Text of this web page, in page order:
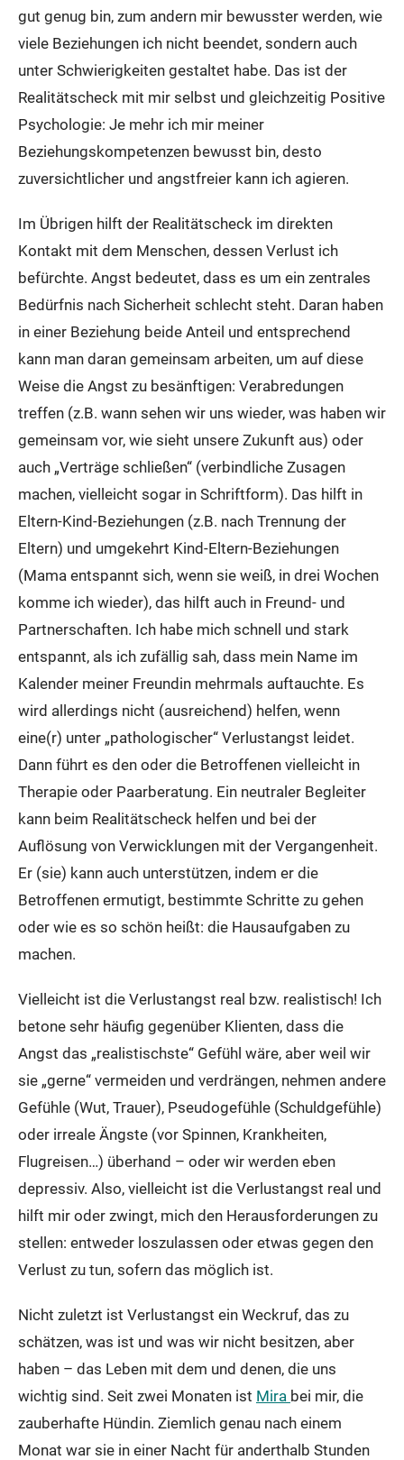
gut genug bin, zum andern mir bewusster werden, wie
viele Beziehungen ich nicht beendet, sondern auch
unter Schwierigkeiten gestaltet habe. Das ist der
Realitätscheck mit mir selbst und gleichzeitig Positive
Psychologie: Je mehr ich mir meiner
Beziehungskompetenzen bewusst bin, desto
zuversichtlicher und angstfreier kann ich agieren.
Im Übrigen hilft der Realitätscheck im direkten
Kontakt mit dem Menschen, dessen Verlust ich
befürchte. Angst bedeutet, dass es um ein zentrales
Bedürfnis nach Sicherheit schlecht steht. Daran haben
in einer Beziehung beide Anteil und entsprechend
kann man daran gemeinsam arbeiten, um auf diese
Weise die Angst zu besänftigen: Verabredungen
treffen (z.B. wann sehen wir uns wieder, was haben wir
gemeinsam vor, wie sieht unsere Zukunft aus) oder
auch „Verträge schließen“ (verbindliche Zusagen
machen, vielleicht sogar in Schriftform). Das hilft in
Eltern-Kind-Beziehungen (z.B. nach Trennung der
Eltern) und umgekehrt Kind-Eltern-Beziehungen
(Mama entspannt sich, wenn sie weiß, in drei Wochen
komme ich wieder), das hilft auch in Freund- und
Partnerschaften. Ich habe mich schnell und stark
entspannt, als ich zufällig sah, dass mein Name im
Kalender meiner Freundin mehrmals auftauchte. Es
wird allerdings nicht (ausreichend) helfen, wenn
eine(r) unter „pathologischer“ Verlustangst leidet.
Dann führt es den oder die Betroffenen vielleicht in
Therapie oder Paarberatung. Ein neutraler Begleiter
kann beim Realitätscheck helfen und bei der
Auflösung von Verwicklungen mit der Vergangenheit.
Er (sie) kann auch unterstützen, indem er die
Betroffenen ermutigt, bestimmte Schritte zu gehen
oder wie es so schön heißt: die Hausaufgaben zu
machen.
Vielleicht ist die Verlustangst real bzw. realistisch! Ich
betone sehr häufig gegenüber Klienten, dass die
Angst das „realistischste“ Gefühl wäre, aber weil wir
sie „gerne“ vermeiden und verdrängen, nehmen andere
Gefühle (Wut, Trauer), Pseudogefühle (Schuldgefühle)
oder irreale Ängste (vor Spinnen, Krankheiten,
Flugreisen…) überhand – oder wir werden eben
depressiv. Also, vielleicht ist die Verlustangst real und
hilft mir oder zwingt, mich den Herausforderungen zu
stellen: entweder loszulassen oder etwas gegen den
Verlust zu tun, sofern das möglich ist.
Nicht zuletzt ist Verlustangst ein Weckruf, das zu
schätzen, was ist und was wir nicht besitzen, aber
haben – das Leben mit dem und denen, die uns
wichtig sind. Seit zwei Monaten ist Mira bei mir, die
zauberhafte Hündin. Ziemlich genau nach einem
Monat war sie in einer Nacht für anderthalb Stunden